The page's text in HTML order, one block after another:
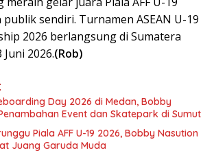
publik sendiri. Turnamen ASEAN U-19
2026 berlangsung di Sumatera
2026.(Rob)
Day 2026 di Medan, Bobby
Event dan Skatepark di Sumut
Piala AFF U-19 2026, Bobby Nasution
Juang Garuda Muda